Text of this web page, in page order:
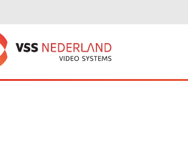
of non-object in
1 in/home/vssned01/domains/